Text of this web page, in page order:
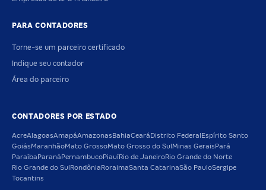
PARA CONTADORES
Torne-se um parceiro certificado
Indique seu contador
Área do parceiro
CONTADORES POR ESTADO
AcreAlagoasAmapáAmazonas BahiaCeará Distrito Federal Espírito Santo
GoiásMaranhãoMato GrossoMato Grosso do Sul Minas Gerais Pará
Paraíba Paraná PernambucoPiauíRio de JaneiroRio Grande do Norte
Rio Grande do Sul Rondônia RoraimaSanta CatarinaSão PauloSergipe
Tocantins